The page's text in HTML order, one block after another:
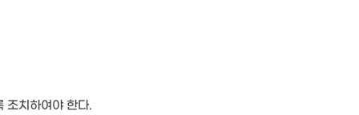
조치하여야 한다.